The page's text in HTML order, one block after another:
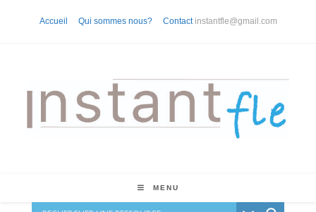
Accueil Qui sommes nous? Contact instantfle@gmail.com
MENU